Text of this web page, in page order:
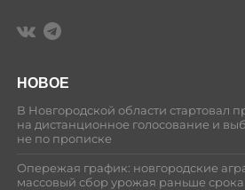
НОВОЕ
В Новгородской области стартовал
на дистанционное голосование и
не по прописке
Опережая график: новгородские
массовый сбор урожая раньше срока